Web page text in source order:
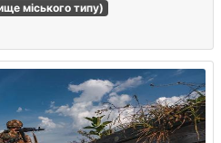
міського типу)